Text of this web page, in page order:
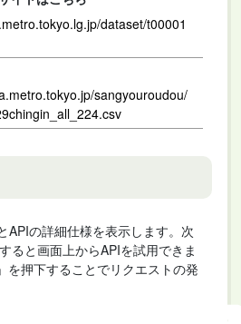
dataset/t00001
sangyouroudou/
APIの詳細仕様を表示します。次
ると画面上からAPIを試用できま
を押下することでリクエストの発